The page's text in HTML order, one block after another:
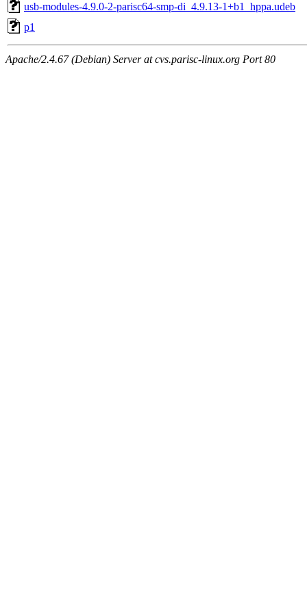
usb-modules-4.9.0-2-parisc64-smp-di_4.9.13-1+b1_hppa.udeb
p1
Apache/2.4.67 (Debian) Server at cvs.parisc-linux.org Port 80